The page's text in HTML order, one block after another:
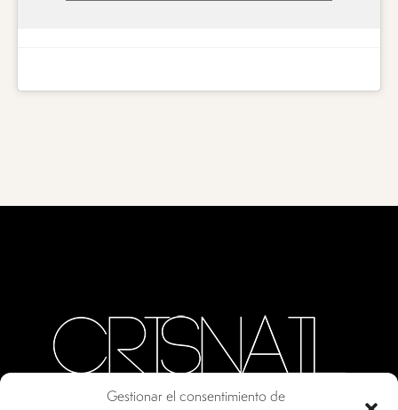
Gestionar el consentimiento de